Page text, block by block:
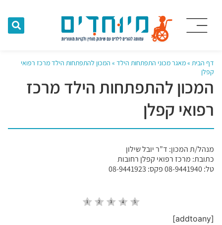
דף הבית »מאגר מכוני התפתחות הילד » המכון להתפתחות הילד מרכז רפואי
קפלן
המכון להתפתחות הילד מרכז
רפואי קפלן
מנהל/ת המכון: ד”ר יובל שילון
כתובת: מרכז רפואי קפלן רחובות
טל: 08-9441940 פקס: 08-9441923
[addtoany]